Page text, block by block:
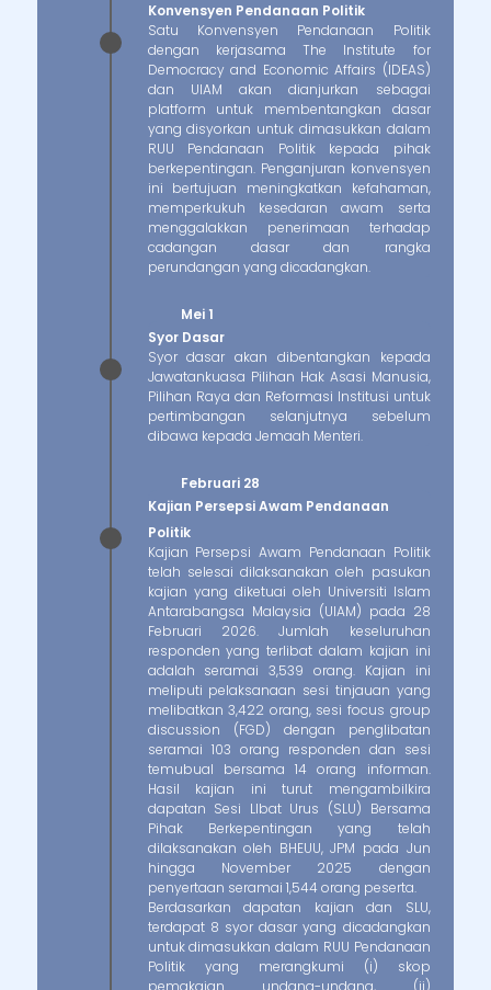
Konvensyen Pendanaan Politik
Satu Konvensyen Pendanaan Politik
dengan kerjasama The Institute for
Democracy and Economic Affairs (IDEAS)
dan UIAM akan dianjurkan sebagai
platform untuk membentangkan dasar
yang disyorkan untuk dimasukkan dalam
RUU Pendanaan Politik kepada pihak
berkepentingan. Penganjuran konvensyen
ini bertujuan meningkatkan kefahaman,
memperkukuh kesedaran awam serta
menggalakkan penerimaan terhadap
cadangan dasar dan rangka
perundangan yang dicadangkan.
Mei 1
Syor Dasar
Syor dasar akan dibentangkan kepada
Jawatankuasa Pilihan Hak Asasi Manusia,
Pilihan Raya dan Reformasi Institusi untuk
pertimbangan selanjutnya sebelum
dibawa kepada Jemaah Menteri.
Februari 28
Kajian Persepsi Awam Pendanaan
Politik
Kajian Persepsi Awam Pendanaan Politik
telah selesai dilaksanakan oleh pasukan
kajian yang diketuai oleh Universiti Islam
Antarabangsa Malaysia (UIAM) pada 28
Februari 2026. Jumlah keseluruhan
responden yang terlibat dalam kajian ini
adalah seramai 3,539 orang. Kajian ini
meliputi pelaksanaan sesi tinjauan yang
melibatkan 3,422 orang, sesi focus group
discussion (FGD) dengan penglibatan
seramai 103 orang responden dan sesi
temubual bersama 14 orang informan.
Hasil kajian ini turut mengambilkira
dapatan Sesi LIbat Urus (SLU) Bersama
Pihak Berkepentingan yang telah
dilaksanakan oleh BHEUU, JPM pada Jun
hingga November 2025 dengan
penyertaan seramai 1,544 orang peserta.
Berdasarkan dapatan kajian dan SLU,
terdapat 8 syor dasar yang dicadangkan
untuk dimasukkan dalam RUU Pendanaan
Politik yang merangkumi (i) skop
pemakaian undang-undang, (ii)